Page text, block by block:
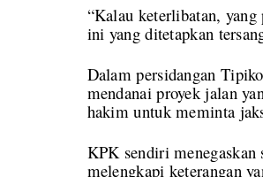
“Kalau keterlibatan,
ini yang ditetapkan
Dalam persidangan
mendanai proyek jalan
hakim untuk meminta
KPK sendiri
melengkapi keterangan